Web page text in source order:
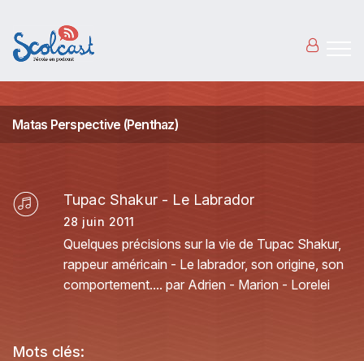
Matas Perspective (Penthaz)
Tupac Shakur - Le Labrador
28 juin 2011
Quelques précisions sur la vie de Tupac Shakur,
rappeur américain - Le labrador, son origine, son
comportement.... par Adrien - Marion - Lorelei
Mots clés: